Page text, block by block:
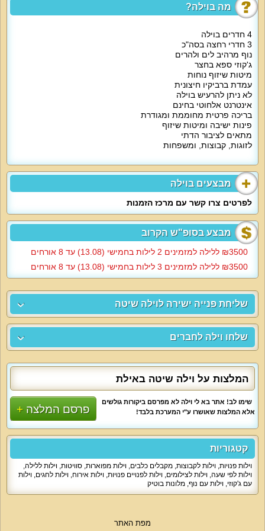
מה בוילה?
4 חדרים בוילה
3 חדרי רחצה בסה"כ
נוף מרהיב לים ולהרים
ג'קוזי ספא בחצר
מיטות שיזוף נוחות
עמדת ברביקיו חיצונית
לא ניתן להרעיש בוילה
אינטרנט אלחוטי בחינם
בריכה פרטית מחוממת ומגודרת
פינות ישיבה ומיטות שיזוף
מתאים לציבור הדתי
לזוגות, קבוצות, ומשפחות
מבצעים בוילה
לפרטים צרו קשר עם מרכז הזמנות
מבצע בסופ"ש הקרוב
3500‏₪ ללילה למזמינים 2 לילות בחמישי (13.08) עד 8 אורחים
3500‏₪ ללילה למזמינים 3 לילות בחמישי (13.08) עד 8 אורחים
אירח דתי מסורתי בעיר אילת עם בית כנסת ומקווה במרחק הליכה, פלטת שבת
ומיחם במטבח.
למי זה מתאים?
הווילה מתאימה למשפחות, זוגות, קבוצות חברים, קהל דתי מסורתי, ימי גיבוש, שבת
28 ומעלה.
שליחת פנייה ישירה לוילה שיטה
שלחו וילה לחברים
המלצות על וילה שיטה באילת
פרסם המלצה
שימו לב! אתר בא לי וילה לא מפרסם ביקורות גולשים
אלא המלצות שאושרו ע"י המערכת בלבד!
קטגוריות
וילות פנויות, וילות לקבוצות, מקבלים כלבים, וילות מפוארות, סוויטות, וילות ללילה,
וילות לפי שעה, וילות לצילומים, וילות לפנויים פנויות, וילות אירוח, וילות לחגים, וילות
עם ג'קוזי, וילות עם נוף, מלונות בוטיק
מפת האתר